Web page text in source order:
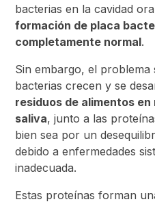
bacterias en la cavidad
formación de placa
completamente normal.
Sin embargo, el problema
bacterias crecen y se
residuos de alimentos
saliva, junto a las
bien sea por un
debido a enfermedades
inadecuada.
Estas proteínas forman